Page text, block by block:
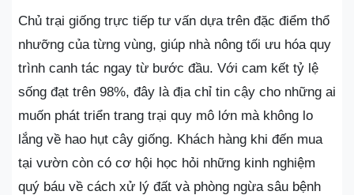
Chủ trại giống trực tiếp tư vấn dựa trên đặc điểm thổ
nhưỡng của từng vùng, giúp nhà nông tối ưu hóa quy
trình canh tác ngay từ bước đầu. Với cam kết tỷ lệ
sống đạt trên 98%, đây là địa chỉ tin cậy cho những ai
muốn phát triển trang trại quy mô lớn mà không lo
lắng về hao hụt cây giống. Khách hàng khi đến mua
tại vườn còn có cơ hội học hỏi những kinh nghiệm
quý báu về cách xử lý đất và phòng ngừa sâu bệnh